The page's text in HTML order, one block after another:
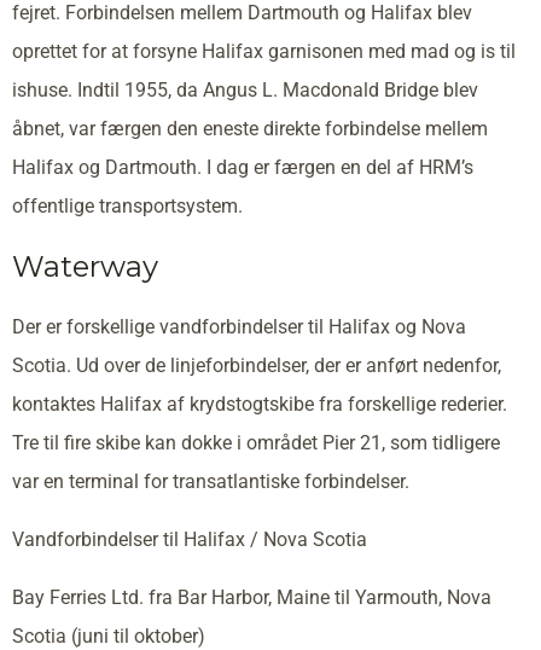
fejret. Forbindelsen mellem Dartmouth og Halifax blev
oprettet for at forsyne Halifax garnisonen med mad og is til
ishuse. Indtil 1955, da Angus L. Macdonald Bridge blev
åbnet, var færgen den eneste direkte forbindelse mellem
Halifax og Dartmouth. I dag er færgen en del af HRM’s
offentlige transportsystem.
Waterway
Der er forskellige vandforbindelser til Halifax og Nova
Scotia. Ud over de linjeforbindelser, der er anført nedenfor,
kontaktes Halifax af krydstogtskibe fra forskellige rederier.
Tre til fire skibe kan dokke i området Pier 21, som tidligere
var en terminal for transatlantiske forbindelser.
Vandforbindelser til Halifax / Nova Scotia
Bay Ferries Ltd. fra Bar Harbor, Maine til Yarmouth, Nova
Scotia (juni til oktober)